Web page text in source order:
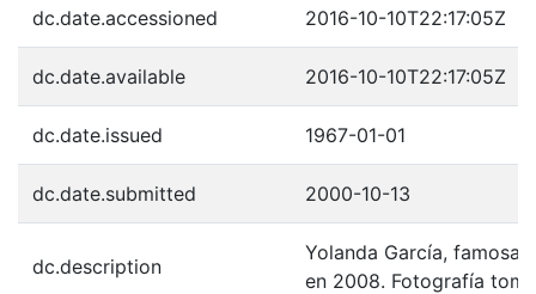
dc.date.accessioned 2016-10-10T22:17:05Z
dc.date.available 2016-10-10T22:17:05Z
dc.date.issued 1967-01-01
dc.date.submitted 2000-10-13
dc.description
Yolanda García, famosa
en 2008. Fotografía